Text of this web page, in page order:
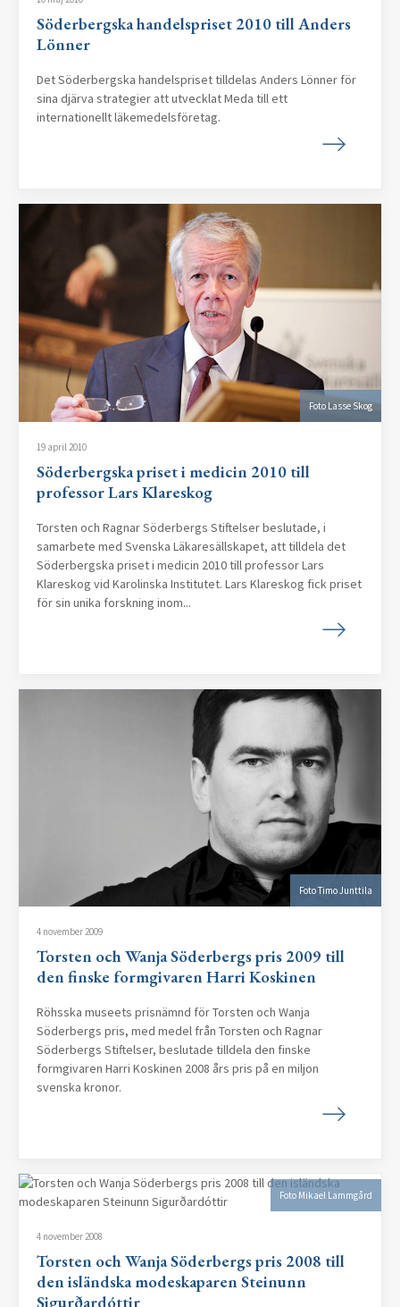
Söderbergska handelspriset 2010 till Anders
Lönner
Det Söderbergska handelspriset tilldelas Anders Lönner för
sina djärva strategier att utvecklat Meda till ett
internationellt läkemedelsföretag.
Foto Lasse Skog
19 april 2010
Söderbergska priset i medicin 2010 till
professor Lars Klareskog
Torsten och Ragnar Söderbergs Stiftelser beslutade, i
samarbete med Svenska Läkaresällskapet, att tilldela det
Söderbergska priset i medicin 2010 till professor Lars
Klareskog vid Karolinska Institutet. Lars Klareskog fick priset
för sin unika forskning inom...
Foto Timo Junttila
4 november 2009
Torsten och Wanja Söderbergs pris 2009 till
den finske formgivaren Harri Koskinen
Röhsska museets prisnämnd för Torsten och Wanja
Söderbergs pris, med medel från Torsten och Ragnar
Söderbergs Stiftelser, beslutade tilldela den finske
formgivaren Harri Koskinen 2008 års pris på en miljon
svenska kronor.
Foto Mikael Lammgård
4 november 2008
Torsten och Wanja Söderbergs pris 2008 till
den isländska modeskaparen Steinunn
Sigurðardóttir